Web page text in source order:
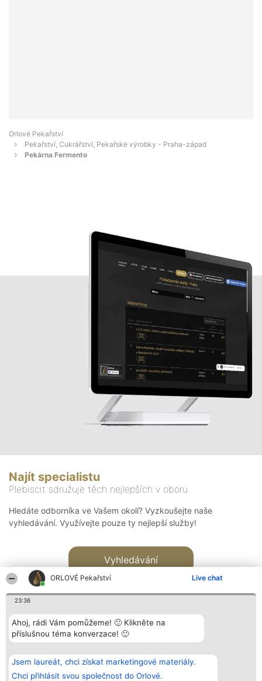
ORLOVÉ Pekařství Live chat
23:36
Ahoj, rádi Vám pomůžeme! 🙂 Klikněte na
příslušnou téma konverzace! 🙂
Jsem laureát, chci získat marketingové materiály.
Chci přihlásit svou společnost do Orlové.
Orlové Pekařství
Pekařství, Cukrářství, Pekařské výrobky - Praha-západ
Pekárna Fermento
Najít specialistu
Plebiscit sdružuje těch nejlepších v oboru
Hledáte odborníka ve Vašem okolí? Vyzkoušejte naše
vyhledávání. Využívejte pouze ty nejlepší služby!
Vyhledávání
Bright Side Solutions sp. z o.
o. sp. k.
ul. Ruska 22
Vítězové
Seznam všech
laureátů
Kontakt